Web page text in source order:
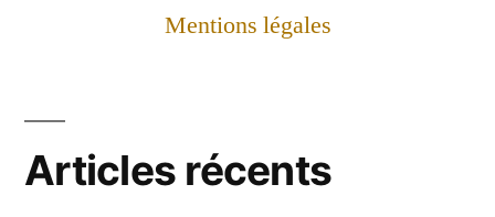
crise
rôle
Mentions légales
Articles récents